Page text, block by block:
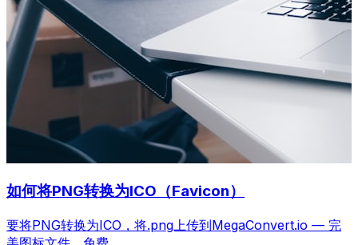
如何将PNG转换为ICO（Favicon）
要将PNG转换为ICO，将.png上传到MegaConvert.io — 完